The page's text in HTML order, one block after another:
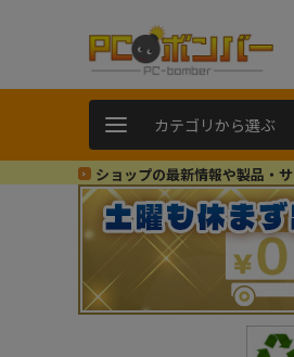
カテゴリから選ぶ
ショップの最新情報や製品・